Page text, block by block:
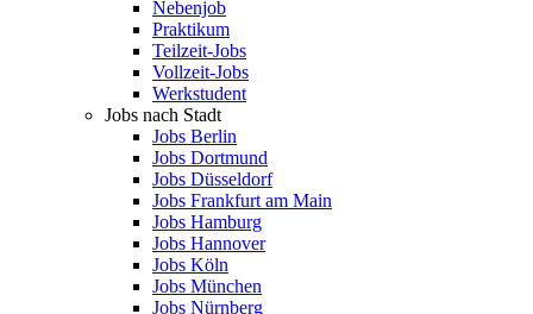
Nebenjob
Praktikum
Teilzeit-Jobs
Vollzeit-Jobs
Werkstudent
Jobs nach Stadt
Jobs Berlin
Jobs Dortmund
Jobs Düsseldorf
Jobs Frankfurt am Main
Jobs Hamburg
Jobs Hannover
Jobs Köln
Jobs München
Jobs Nürnberg